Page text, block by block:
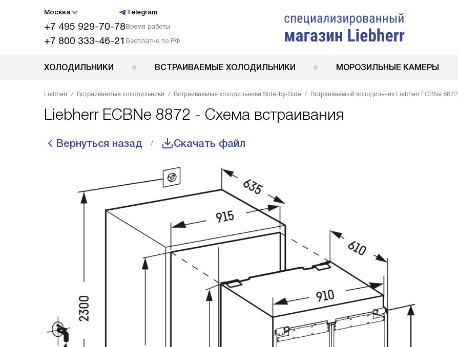
Москва Telegram
+7 495 929-70-78Время работы
+7 800 333-46-21 Бесплатно по РФ
ХОЛОДИЛЬНИКИ ВСТРАИВАЕМЫЕ ХОЛОДИЛЬНИКИ МОРОЗИЛЬНЫЕ КАМЕРЫ
Liebherr Встраиваемые холодильники Встраиваемые холодильники Side-by-Side Встраиваемый холодильник Liebherr ECBNe 8872
Liebherr ECBNe 8872 - Схема встраивания
Вернуться назад Скачать файл